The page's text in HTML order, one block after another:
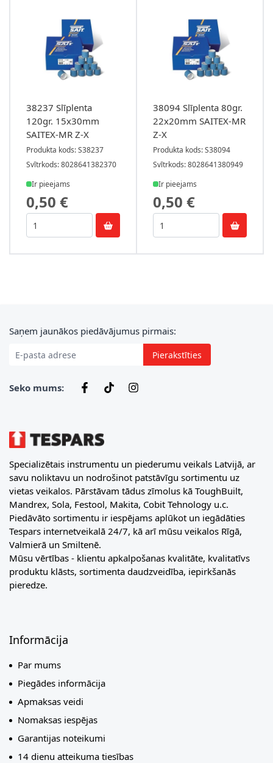
38237 Slīplenta
120gr. 15x30mm
SAITEX-MR Z-X
Produkta kods: S38237
Svītrkods: 8028641382370
Ir pieejams
0,50 €
38094 Slīplenta 80gr.
22x20mm SAITEX-MR
Z-X
Produkta kods: S38094
Svītrkods: 8028641380949
Ir pieejams
0,50 €
E-pasta adrese
Saņem jaunākos piedāvājumus pirmais:
Pierakstīties
Seko mums:
Specializētais instrumentu un piederumu veikals Latvijā, ar
savu noliktavu un nodrošinot patstāvīgu sortimentu uz
vietas veikalos. Pārstāvam tādus zīmolus kā ToughBuilt,
Mandrex, Sola, Festool, Makita, Cobit Tehnology u.c.
Piedāvāto sortimentu ir iespējams aplūkot un iegādāties
Tespars internetveikalā 24/7, kā arī mūsu veikalos Rīgā,
Valmierā un Smiltenē.
Mūsu vērtības - klientu apkalpošanas kvalitāte, kvalitatīvs
produktu klāsts, sortimenta daudzveidība, iepirkšanās
pieredze.
Informācija
Par mums
Piegādes informācija
Apmaksas veidi
Nomaksas iespējas
Garantijas noteikumi
14 dienu atteikuma tiesības